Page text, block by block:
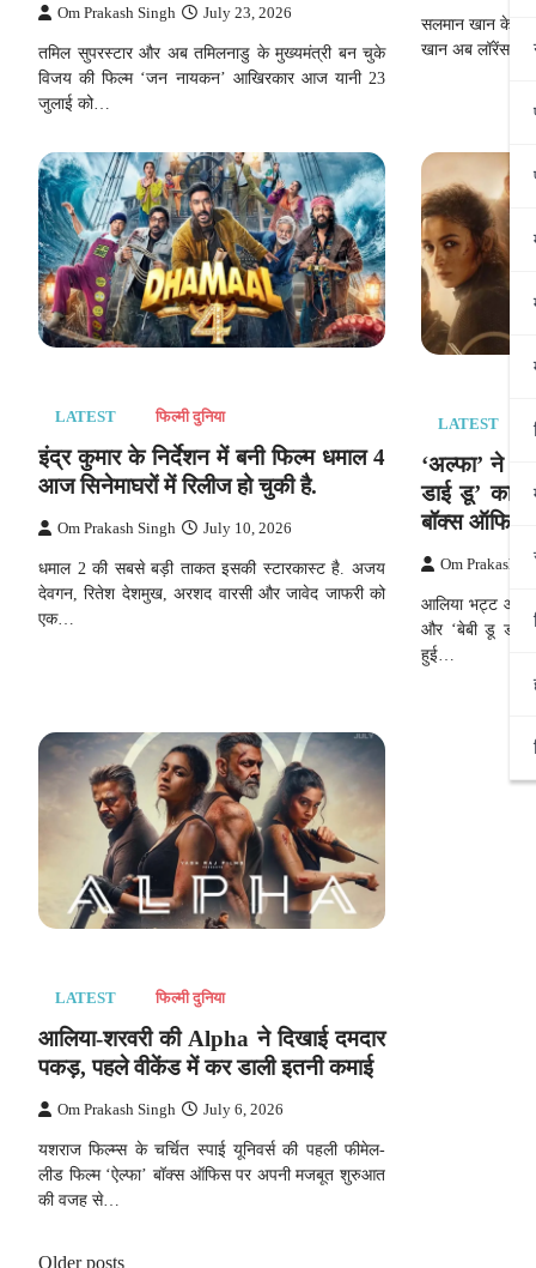
Om Prakash Singh July 23, 2026
तमिल सुपरस्टार और अब तमिलनाडु के मुख्यमंत्री बन चुके
विजय की फिल्म ‘जन नायकन’ आखिरकार आज यानी 23
जुलाई को…
सलमान खान के
खान अब लॉरेंस
LATEST फिल्मी दुनिया
इंद्र कुमार के निर्देशन में बनी फिल्म धमाल 4
आज सिनेमाघरों में रिलीज हो चुकी है.
Om Prakash Singh July 10, 2026
धमाल 2 की सबसे बड़ी ताकत इसकी स्टारकास्ट है. अजय
देवगन, रितेश देशमुख, अरशद वारसी और जावेद जाफरी को
एक…
LATEST
‘अल्फा’ ने
डाई डू’ का
बॉक्स ऑफिस
Om Prakash
आलिया भट्ट और
और ‘बेबी डू डाई
हुई…
LATEST फिल्मी दुनिया
आलिया-शरवरी की Alpha ने दिखाई दमदार
पकड़, पहले वीकेंड में कर डाली इतनी कमाई
Om Prakash Singh July 6, 2026
यशराज फिल्म्स के चर्चित स्पाई यूनिवर्स की पहली फीमेल-
लीड फिल्म ‘ऐल्फा’ बॉक्स ऑफिस पर अपनी मजबूत शुरुआत
की वजह से…
Older posts